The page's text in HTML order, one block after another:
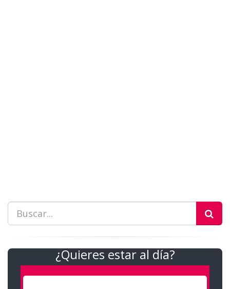
¿Quieres estar al día?